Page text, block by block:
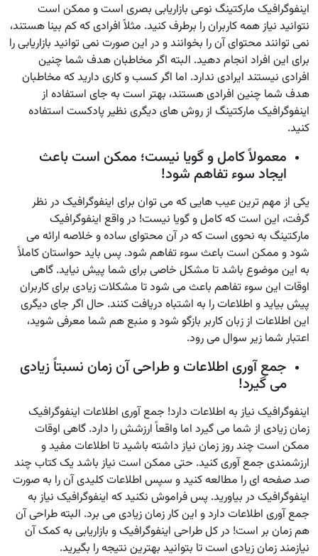
اینفوگرافیک مارکتینگ نوعی بازاریابی بصری است و ممکن است
نتوانید نیاز همه کاربران را برطرف کنید. مثلاً افرادی که کم بینا هستند،
نمی توانند محتوای آن را بخوانند و در این صورت نمی توانید بازاریابی را
برای این افراد انجام دهید. البته اگر مخاطبان هدف شما چنین
افرادی نیستند ایرادی ندارد. اما اگر کسب و کاری دارید که مخاطبان
هدف شما چنین افرادی هستند، بهتر است به جای استفاده از
اینفوگرافیک مارکتینگ از روش های دیگری نظیر پادکست استفاده
کنید.
معمولاً کامل و گویا نیست؛ ممکن است باعث
ایجاد سوء تفاهم شود!
یکی از مهم ترین عیب هایی که می توان برای اینفوگرافیک در نظر
گرفت، این است که کامل و گویا نیست! در واقع اینفوگرافیک
مارکتینگ به نحوی است که در آن محتوای ساده و خلاصه ارائه می
شود و ممکن است باعث سوء تفاهم شود. پس باید حواستان کاملاً
به این موضوع باشد تا مشکل خاصی برای شما پیش نیاید. گاهی
اوقات این سوء تفاهم باعث می شود تا مشکلات زیادی برای کاربران
پیش بیاید و اطلاعات را به اشتباه دریافت کنند. حال اگر جای دیگری
این اطلاعات از زبان کاربر بازگو شود و منبع هم شما معرفی شوید،
اعتبار شما زیر سوال می رود.
جمع آوری اطلاعات و طراحی آن زمان نسبتاً زیادی
می گیرد!
اینفوگرافیک نیاز به اطلاعات دارد! جمع آوری اطلاعات اینفوگرافیک
زمان زیادی از شما می گیرد اما واقعاً ارزشش را دارد. گاهی اوقات
ممکن است چند روز زمان نیاز داشته باشید تا اطلاعات مفید و
ارزشمندی جمع آوری کنید. حتی ممکن است نیاز باشد یک کتاب چند
صد صفحه ای را مطالعه کنید و سپس اطلاعات کلیدی آن را به صورت
اینفوگرافیک در بیاورید. پس فراموش نکنید که اینفوگرافیک نیاز به
جمع آوری اطلاعات دارد و این کار زمان زیادی می برد. البته طراحی آن
هم زمان بر است! در کل طراحی اینفوگرافیک و بازاریابی به کمک آن
نیازمند زمان زیادی است تا بتوانید بهترین نتیجه را بگیرید.